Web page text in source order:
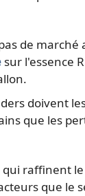
de
sur l'essence
doivent
que les
qui raffinent
que le